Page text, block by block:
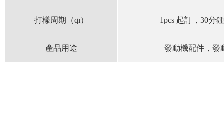
打樣周期（qī） 1pcs 起訂，30分
產品用途 發動機配件，發